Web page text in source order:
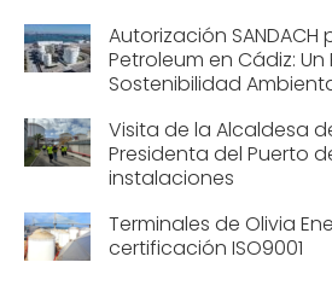
Autorización SANDACH
Petroleum en Cádiz:
Sostenibilidad
Visita de la Alcaldesa
Presidenta del Puerto
instalaciones
Terminales de Olivia
certificación ISO9001